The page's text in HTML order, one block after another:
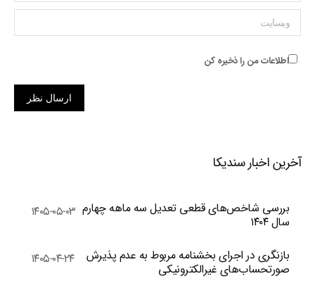
وبسایت
اطلاعات من را ذخیره کن
ارسال نظر
آخرین اخبار سندیکا
بررسی شاخص‌های قطعی تعدیل سه ماهه چهارم
سال ۱۴۰۴
۱۴۰۵-۰۵-۰۳
بازنگری در اجرای بخشنامه مربوط به عدم پذیرش
صورتحساب‌های غیرالکترونیکی
۱۴۰۵-۰۴-۲۴